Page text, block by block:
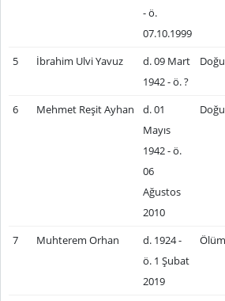
- ö.
07.10.1999
5 İbrahim Ulvi Yavuz
d. 09 Mart
1942 - ö. ?
6 Mehmet Reşit Ayhan
d. 01
Mayıs
1942 - ö.
06
Ağustos
2010
7 Muhterem Orhan
d. 1924 -
ö. 1 Şubat
2019
Ölüm